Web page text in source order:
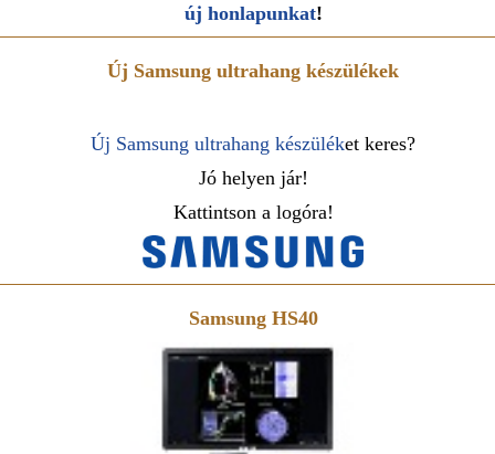
új honlapunkat!
Új Samsung ultrahang készülékek
Új Samsung ultrahang készüléket keres?
Jó helyen jár!
Kattintson a logóra!
Samsung HS40